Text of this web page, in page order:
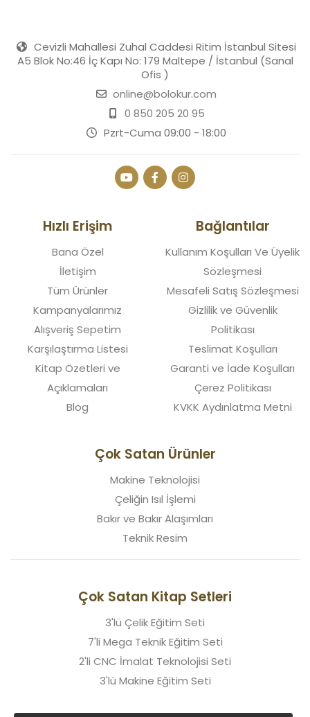
Cevizli Mahallesi Zuhal Caddesi Ritim İstanbul Sitesi
A5 Blok No:46 İç Kapı No: 179 Maltepe / İstanbul (Sanal
Ofis )
online@bolokur.com
0 850 205 20 95
Pzrt-Cuma 09:00 - 18:00
Hızlı Erişim
Bana Özel
İletişim
Tüm Ürünler
Kampanyalarımız
Alışveriş Sepetim
Karşılaştırma Listesi
Kitap Özetleri ve
Açıklamaları
Blog
Bağlantılar
Kullanım Koşulları Ve Üyelik
Sözleşmesi
Mesafeli Satış Sözleşmesi
Gizlilik ve Güvenlik
Politikası
Teslimat Koşulları
Garanti ve İade Koşulları
Çerez Politikası
KVKK Aydınlatma Metni
Çok Satan Ürünler
Makine Teknolojisi
Çeliğin Isıl İşlemi
Bakır ve Bakır Alaşımları
Teknik Resim
Çok Satan Kitap Setleri
3'lü Çelik Eğitim Seti
7'li Mega Teknik Eğitim Seti
2'li CNC İmalat Teknolojisi Seti
3'lü Makine Eğitim Seti